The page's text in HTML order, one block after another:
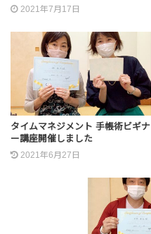
2021年7月17日
タイムマネジメント 手帳術ビギナ
ー講座開催しました
2021年6月27日